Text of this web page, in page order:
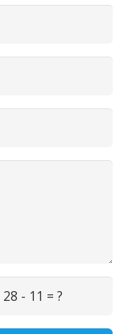
28 - 11 = ?